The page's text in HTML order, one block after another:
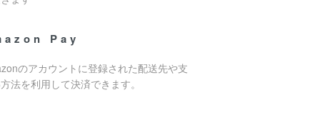
Pay
のアカウントに登録された配送先や支
法を利用して決済できます。